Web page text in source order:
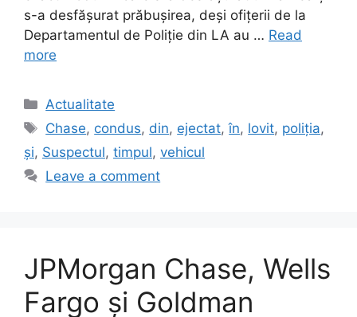
s-a desfășurat prăbușirea, deși ofițerii de la
Departamentul de Poliție din LA au … Read
more
Categories
Actualitate
Tags
Chase, condus, din, ejectat,în, lovit, poliția,
și, Suspectul, timpul, vehicul
Leave a comment
JPMorgan Chase, Wells
Fargo și Goldman